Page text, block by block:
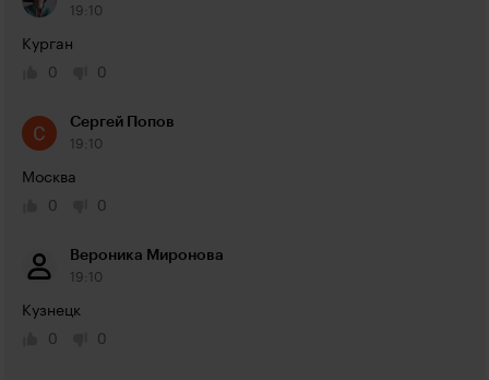
19:10
Курган
0
0
Сергей Попов
19:10
Москва
0
0
Вероника Миронова
19:10
Кузнецк
0
0